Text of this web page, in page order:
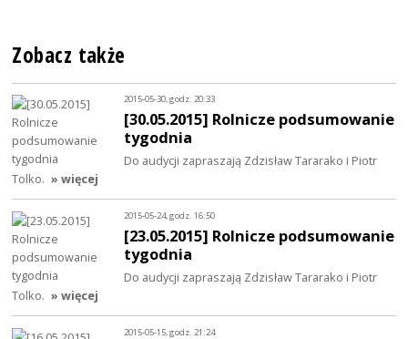
Zobacz także
2015-05-30, godz. 20:33
[30.05.2015] Rolnicze podsumowanie
tygodnia
Do audycji zapraszają Zdzisław Tararako i Piotr
Tolko. » więcej
2015-05-24, godz. 16:50
[23.05.2015] Rolnicze podsumowanie
tygodnia
Do audycji zapraszają Zdzisław Tararako i Piotr
Tolko. » więcej
2015-05-15, godz. 21:24